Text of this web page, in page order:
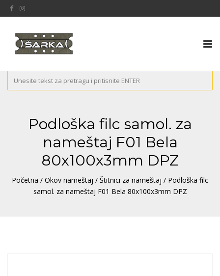
Podloška filc samol. za
nameštaj F01 Bela
80x100x3mm DPZ
Početna / Okov nameštaj / Štitnici za nameštaj / Podloška filc
samol. za nameštaj F01 Bela 80x100x3mm DPZ